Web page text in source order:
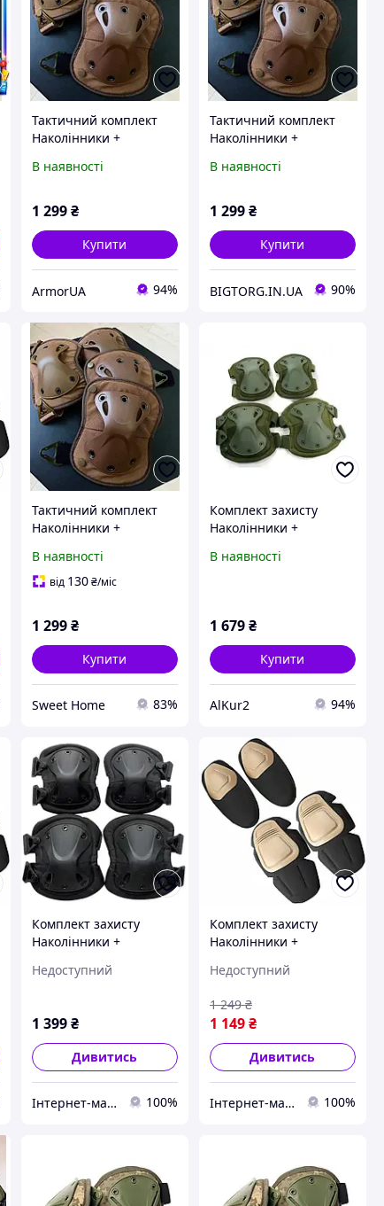
Тактичний комплект
Наколінники +
пластику FH 77
В наявності
1 299 ₴
Купити
ArmorUA 94%
Тактичний комплект
Наколінники +
пластику FH 77
В наявності
1 299₴
Купити
BIGTORG.IN.UA 90%
Тактичний комплект
Наколінники +
пластику FH 77
(Коричневий)
В наявності
від 130 ₴/міс
1 299 ₴
Купити
Sweet Home 83%
Комплект захисту
Наколінники +
удароміцного пластику
В наявності
1 679₴
Купити
AlKur2 94%
Комплект захисту
Наколінники +
удароміцного пластику
Недоступний
1 399 ₴
Дивитись
Інтернет-магазин "trendo-shop.com.ua" 100%
Комплект захисту
Наколінники +
удароміцного пластику
Недоступний
1 149₴
1 249 ₴
Дивитись
Інтернет-магазин "trendo-shop.com.ua" 100%